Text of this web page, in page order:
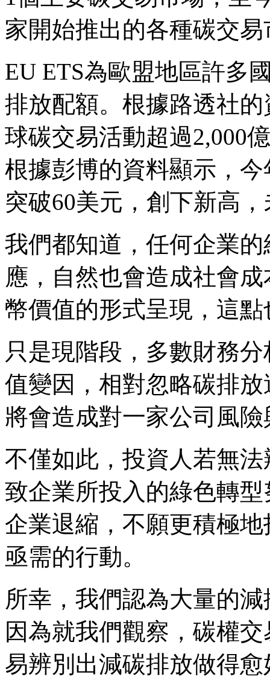
家開始推出的各種碳交易
EU ETS為歐盟地區許多
排放配額。根據路透社
球碳交易活動超過2,000
根據彭博的資料顯示，
突破60美元，創下新高
我們都知道，任何企業
應，自然也會造成社會
幣價值的形式呈現，這
只是現階段，多數財務
值變因，相對忽略碳排
將會造成對一家公司風
不僅如此，投資人若無
致企業所投入的綠色轉
企業退縮，不願更積極
亟需的行動。
所幸，我們認為大量的
因為就我們觀察，碳權
易辨別出減碳排放做得